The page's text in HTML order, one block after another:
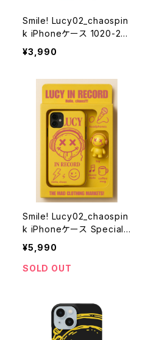
Smile! Lucy02_chaospin
k iPhoneケース 1020-241
126111
¥3,990
Smile! Lucy02_chaospin
k iPhoneケース SpecialB
ox 1020-241126112
¥5,990
SOLD OUT